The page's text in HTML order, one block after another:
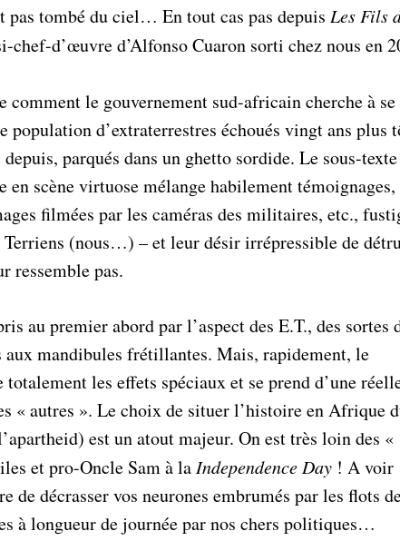
pas tombé du ciel… En tout cas pas depuis Les Fils
chef-d’œuvre d’Alfonso Cuaron sorti chez nous en
comment le gouvernement sud-africain cherche à se
population d’extraterrestres échoués vingt ans plus
parqués dans un ghetto sordide. Le sous-
scène virtuose mélange habilement témoignages,
filmées par les caméras des militaires, etc.,
Terriens (nous…) – et leur désir irrépressible de
ressemble pas.
au premier abord par l’aspect des E.T., des sortes
aux mandibules frétillantes. Mais, rapidement, le
totalement les effets spéciaux et se prend d’une
« autres ». Le choix de situer l’histoire en Afrique
est un atout majeur. On est très loin des «
et pro-Oncle Sam à la Independence Day ! A voir
de décrasser vos neurones embrumés par les flots
à longueur de journée par nos chers politiques…